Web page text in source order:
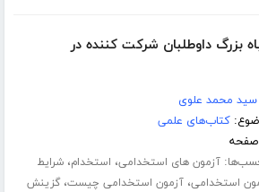
بزرگ داوطلبان شرکت کننده در
سید محمد علوی
کتاب‌های علمی
آزمون های استخدامی، استخدام،شرایط
استخدامی،آزمون استخدامی چیست،گزینش